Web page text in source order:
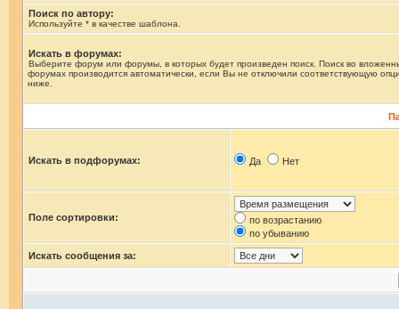
Поиск по автору:
Используйте * в качестве шаблона.
Искать в форумах:
Выберите форум или форумы, в которых будет произведен поиск. Поиск во
форумах производится автоматически, если Вы не отключили соответствующую
ниже.
Искать в подфорумах: Да Нет
Поле сортировки:
по возрастанию
по убыванию
Искать сообщения за: